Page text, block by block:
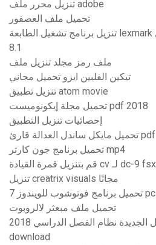
تنزيل محرر ملف adobe
تحميل ملف العصفور
تنزيل برنامج تشغيل الطابعة lexmark لنظام التشغيل windows
8.1
ملف رمز مجلد تنزيل ملف
تيكين الفلبين ايزو تحميل مجاني
تنزيل تطبيق atom movie
تحميل مجلة إيكونوميست pdf 2018
إحصائيات تنزيل التطبيق
تحميل مايكل ساندل العدالة قارئ pdf
تحميل برنامج جون كارتر mp4
تنزيل creatrix visuals مجانًا
تحميل برنامج فوتوشوب للويندوز 7 pc
تحميل ملف مبعثر لالروبوت
استمارة القبول الجديدة نظام الفصل الدراسي 2018 pdf
download